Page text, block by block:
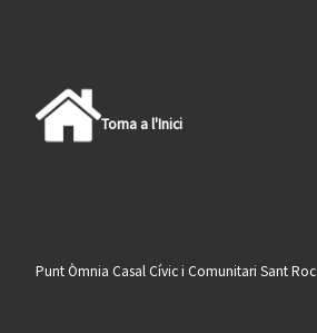
Torna a l'Inici
Punt Òmnia Casal Cívic i Comunitari Sant Roc